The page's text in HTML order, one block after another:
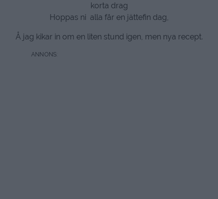
korta drag
Hoppas ni alla får en jättefin dag,
Å jag kikar in om en liten stund igen, men nya recept.